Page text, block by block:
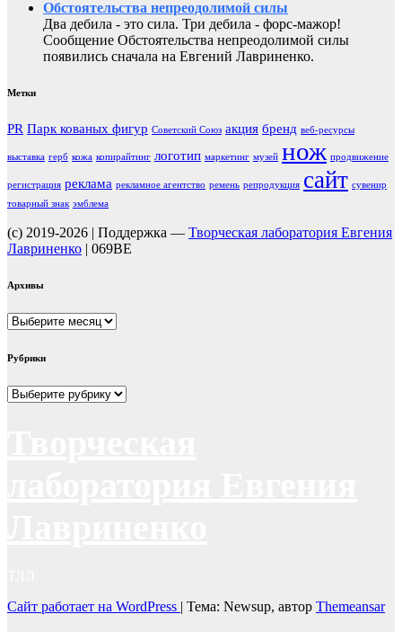
Обстоятельства непреодолимой силы
Два дебила - это сила. Три дебила - форс-мажор!
Сообщение Обстоятельства непреодолимой силы
появились сначала на Евгений Лавриненко.
Метки
PR Парк кованых фигур Советский Союз акция бренд веб-ресурсы
выставка герб кожа копирайтинг логотип маркетинг музей нож продвижение
регистрация реклама рекламное агентство ремень репродукция сайт сувенир
товарный знак эмблема
(c) 2019-2026 | Поддержка — Творческая лаборатория Евгения
Лавриненко | 069BE
Архивы
Архивы
Рубрики
Рубрики
Сайт работает на WordPress | Тема: Newsup, автор Themeansar